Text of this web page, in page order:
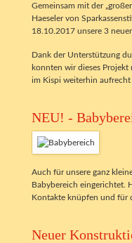
Gemeinsam mit der
Haeseler von
18.10.2017 unsere 3
Dank der Unterstützung
konnten wir dieses
im Kispi weiterhin aufrecht
NEU! -
Auch für unsere ganz
Babybereich eingerichtet.
Kontakte knüpfen und für
Neuer